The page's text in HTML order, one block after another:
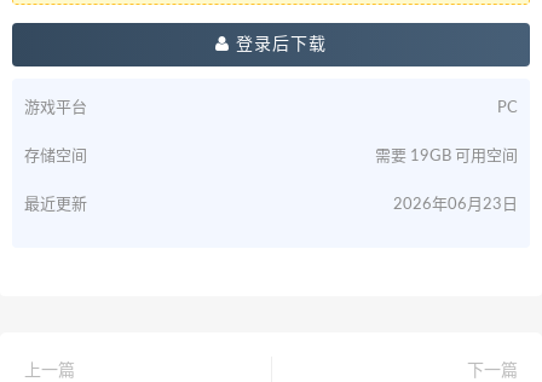
登录后下载
游戏平台 PC
存储空间 需要 19GB 可用空间
最近更新 2026年06月23日
上一篇
下一篇